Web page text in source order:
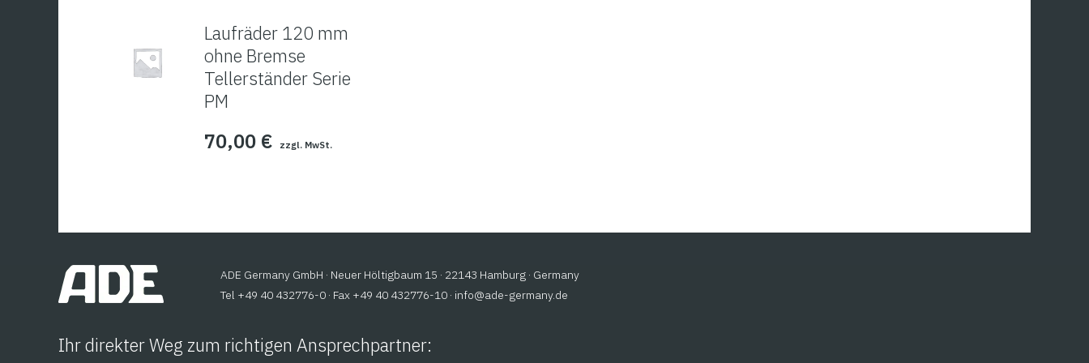
Laufräder 120 mm
ohne Bremse
Tellerständer Serie
PM
70,00 € zzgl. MwSt.
ADE Germany GmbH · Neuer Höltigbaum 15 · 22143 Hamburg · Germany
Tel +49 40 432776-0 · Fax +49 40 432776-10 ·
ed.ynamreg-eda
@ofni
Ihr direkter Weg zum richtigen Ansprechpartner: